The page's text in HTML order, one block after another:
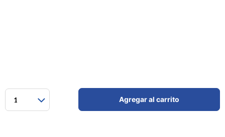
1 Agregar al carrito